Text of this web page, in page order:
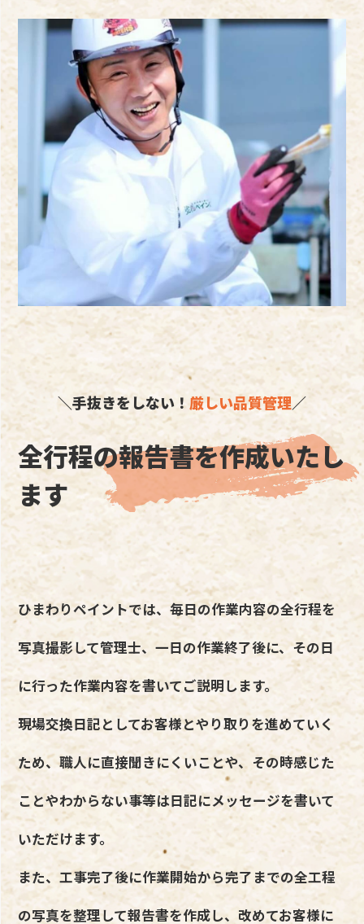
＼手抜きをしない！厳しい品質管理／
全行程の報告書を作成いたし
ます
ひまわりペイントでは、毎日の作業内容の全行程を
写真撮影して管理士、一日の作業終了後に、その日
に行った作業内容を書いてご説明します。
現場交換日記としてお客様とやり取りを進めていく
ため、職人に直接聞きにくいことや、その時感じた
ことやわからない事等は日記にメッセージを書いて
いただけます。
また、工事完了後に作業開始から完了までの全工程
の写真を整理して報告書を作成し、改めてお客様に